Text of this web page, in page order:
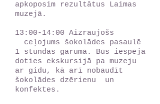
apkoposim rezultātus Laimas
muzejā.
13:00-14:00 Aizraujošs
ceļojums šokolādes pasaulē
1 stundas garumā. Būs iespēja
doties ekskursijā pa muzeju
ar gidu, kā arī nobaudīt
šokolādes dzērienu un
konfektes.